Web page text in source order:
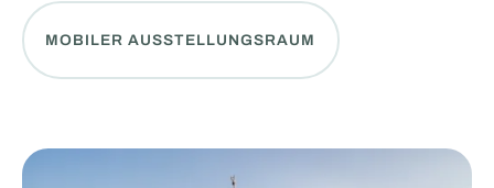
MOBILER AUSSTELLUNGSRAUM